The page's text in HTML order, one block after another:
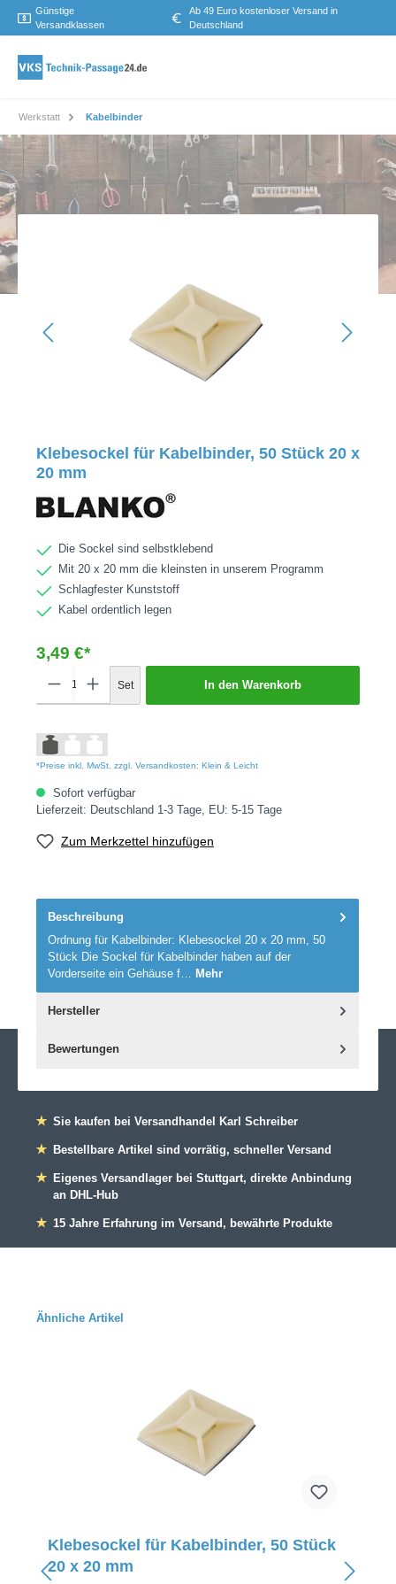
Günstige
Versandklassen
Ab 49 Euro kostenloser Versand in
Deutschland
Werkstatt Kabelbinder
Klebesockel für Kabelbinder, 50 Stück 20 x
20 mm
Die Sockel sind selbstklebend
Mit 20 x 20 mm die kleinsten in unserem Programm
Schlagfester Kunststoff
Kabel ordentlich legen
3,49 €*
Set In den Warenkorb
*Preise inkl. MwSt. zzgl. Versandkosten: Klein & Leicht
Sofort verfügbar
Lieferzeit: Deutschland 1-3 Tage, EU: 5-15 Tage
Zum Merkzettel hinzufügen
Beschreibung
Ordnung für Kabelbinder: Klebesockel 20 x 20 mm, 50
Stück Die Sockel für Kabelbinder haben auf der
Vorderseite ein Gehäuse f… Mehr
Hersteller
Bewertungen
★ Sie kaufen bei Versandhandel Karl Schreiber
★ Bestellbare Artikel sind vorrätig, schneller Versand
★ Eigenes Versandlager bei Stuttgart, direkte Anbindung
an DHL-Hub
★ 15 Jahre Erfahrung im Versand, bewährte Produkte
Ähnliche Artikel
Klebesockel für Kabelbinder, 50 Stück
20 x 20 mm